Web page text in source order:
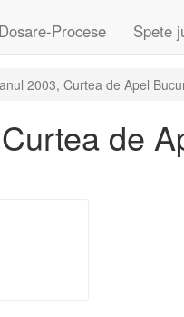
Dosare-Procese Spete
2003, Curtea de Apel
de